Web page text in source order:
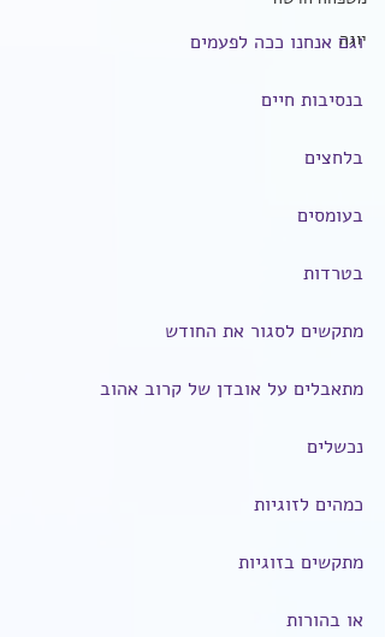
יוגה
וגם אנחנו ככה לפעמים
בנסיבות חיים
בלחצים
בעומסים
בטרדות
מתקשים לסגור את החודש
מתאבלים על אובדן של קרוב אהוב
נכשלים
כמהים לזוגיות
מתקשים בזוגיות
או בהורות